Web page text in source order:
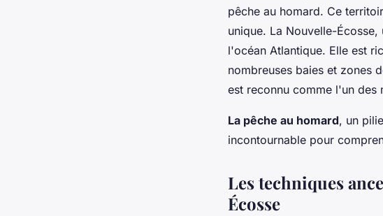
pêche au homard. Ce
unique. La Nouvelle-
l'océan Atlantique. Elle est
nombreuses baies et zones
est reconnu comme l'un des
La pêche au homard, un
incontournable pour
Les techniques
Écosse